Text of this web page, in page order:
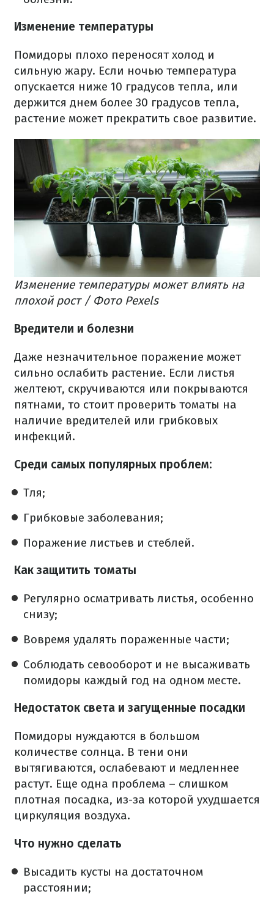
Изменение температуры
Помидоры плохо переносят холод и
сильную жару. Если ночью температура
опускается ниже 10 градусов тепла, или
держится днем более 30 градусов тепла,
растение может прекратить свое развитие.
Изменение температуры может влиять на
плохой рост / Фото Pexels
Вредители и болезни
Даже незначительное поражение может
сильно ослабить растение. Если листья
желтеют, скручиваются или покрываются
пятнами, то стоит проверить томаты на
наличие вредителей или грибковых
инфекций.
Среди самых популярных проблем:
Тля;
Грибковые заболевания;
Поражение листьев и стеблей.
Как защитить томаты
Регулярно осматривать листья, особенно
снизу;
Вовремя удалять пораженные части;
Соблюдать севооборот и не высаживать
помидоры каждый год на одном месте.
Недостаток света и загущенные посадки
Помидоры нуждаются в большом
количестве солнца. В тени они
вытягиваются, ослабевают и медленнее
растут. Еще одна проблема – слишком
плотная посадка, из-за которой ухудшается
циркуляция воздуха.
Что нужно сделать
Высадить кусты на достаточном
расстоянии;